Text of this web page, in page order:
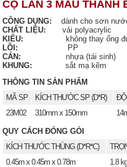
CỌ LĂN 3 MÀU THANH
CÔNG DỤNG: dành cho sơn
CHẤT LIỆU: vải polyacrylic
KIỂU:
không thay ống
LÕI:
PP
CÁN: nhựa (tái sinh)
KHUNG:
sắt mạ kẽm
THÔNG TIN SẢN PHẨM
MÃ SP
KÍCH THƯỚC SP (D*R) ĐỘ
23M02
310mm x 150mm
QUY CÁCH ĐÓNG GÓI
KÍCH THƯỚC THÙNG (D*R*C)
0.45m x 0.45m x 0.78m
1.8 kg